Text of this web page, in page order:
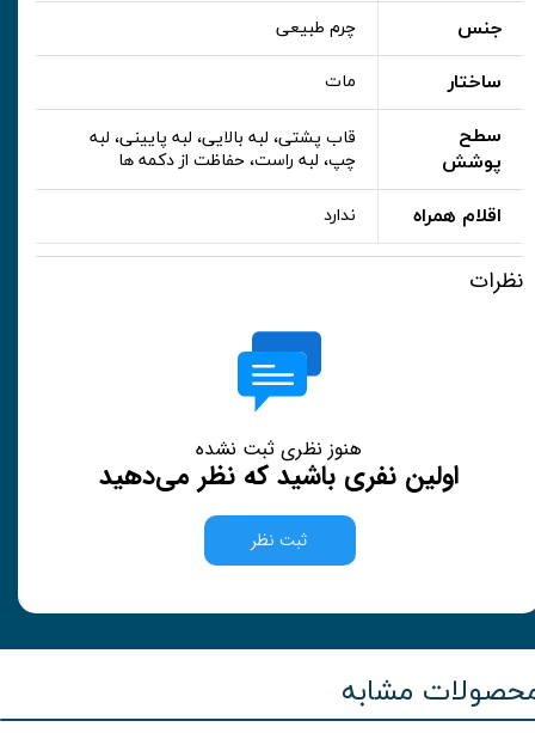
جنس چرم طبیعی
ساختار مات
سطح
پوشش
قاب پشتی، لبه بالایی، لبه پایینی، لبه
چپ، لبه راست، حفاظت از دکمه ها
اقلام همراه ندارد
نظرات
هنوز نظری ثبت نشده
اولین نفری باشید که نظر می‌دهید
ثبت نظر
مشابه